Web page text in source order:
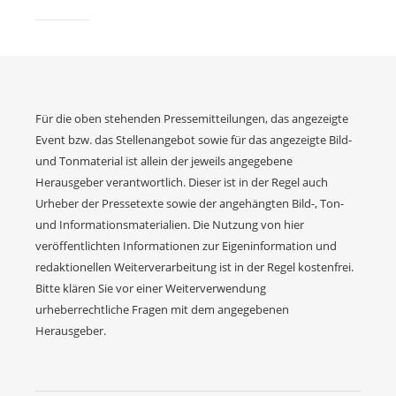
Für die oben stehenden Pressemitteilungen, das angezeigte
Event bzw. das Stellenangebot sowie für das angezeigte Bild-
und Tonmaterial ist allein der jeweils angegebene
Herausgeber verantwortlich. Dieser ist in der Regel auch
Urheber der Pressetexte sowie der angehängten Bild-, Ton-
und Informationsmaterialien. Die Nutzung von hier
veröffentlichten Informationen zur Eigeninformation und
redaktionellen Weiterverarbeitung ist in der Regel kostenfrei.
Bitte klären Sie vor einer Weiterverwendung
urheberrechtliche Fragen mit dem angegebenen
Herausgeber.